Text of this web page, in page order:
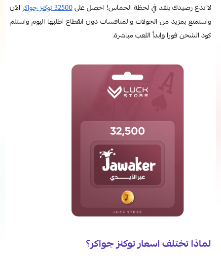
لا تدع رصيدك ينفد في لحظة الحماس! احصل على32500 توكنز جواكر
الآن
واستمتع بمزيد من الجولات والمنافسات دون انقطاع اطلبها اليوم واستلم
كود الشحن فورا وابدأ اللعب مباشرة.
لماذا تختلف اسعار توكنز جواكر؟